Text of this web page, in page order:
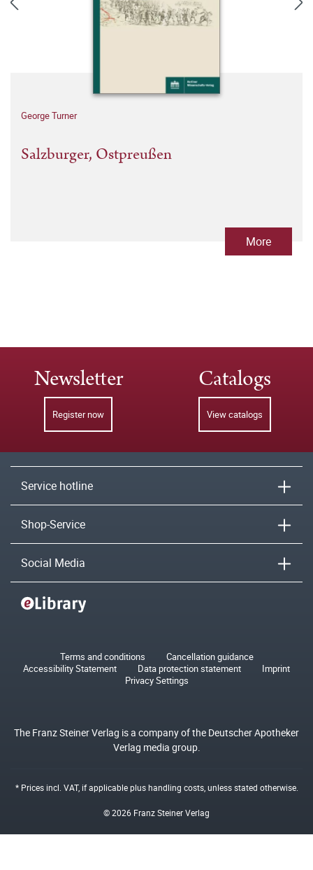
George Turner
Salzburger, Ostpreußen
More
Newsletter
Register now
Catalogs
View catalogs
Service hotline
Shop-Service
Social Media
Terms and conditions
Cancellation guidance
Accessibility Statement
Data protection statement
Imprint
Privacy Settings
The Franz Steiner Verlag is a company of the Deutscher Apotheker
Verlag media group.
* Prices incl. VAT, if applicable plushandling costs, unless stated otherwise.
© 2026 Franz Steiner Verlag